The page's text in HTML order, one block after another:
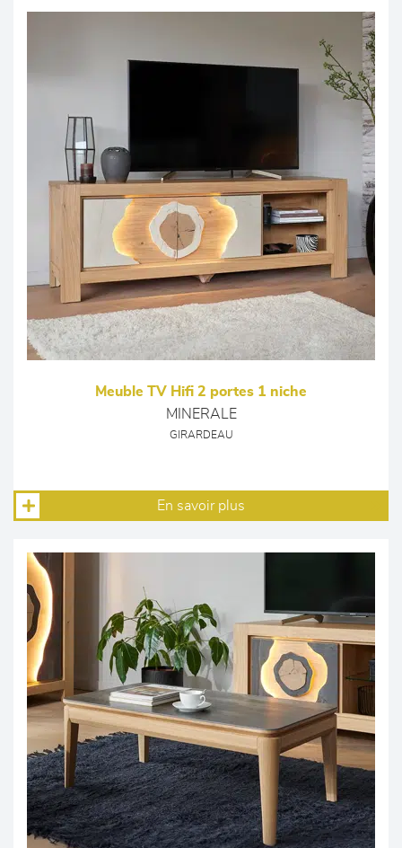
Meuble TV Hifi 2 portes 1 niche
MINERALE
GIRARDEAU
En savoir plus